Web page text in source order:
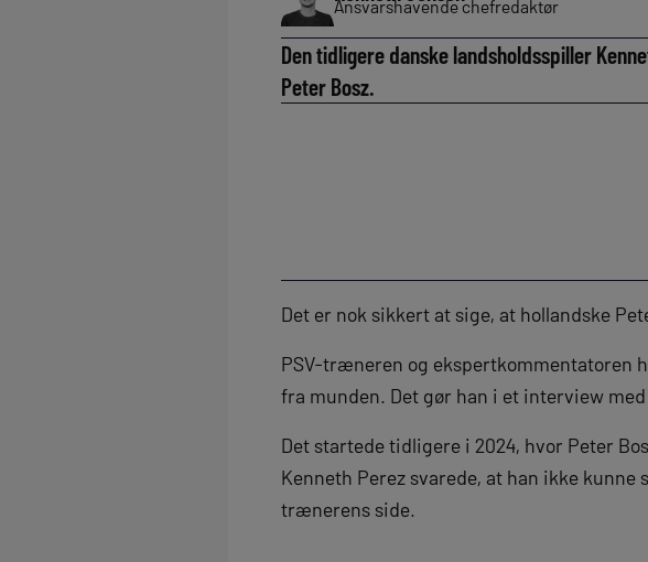
Ansvarshavende chefredaktør
Den tidligere danske landsholdsspiller
Peter Bosz.
Det er nok sikkert at sige, at hollandske
PSV-træneren og ekspertkommentatoren
fra munden. Det gør han i et interview med
Det startede tidligere i 2024, hvor Peter
Kenneth Perez svarede, at han ikke
trænerens side.